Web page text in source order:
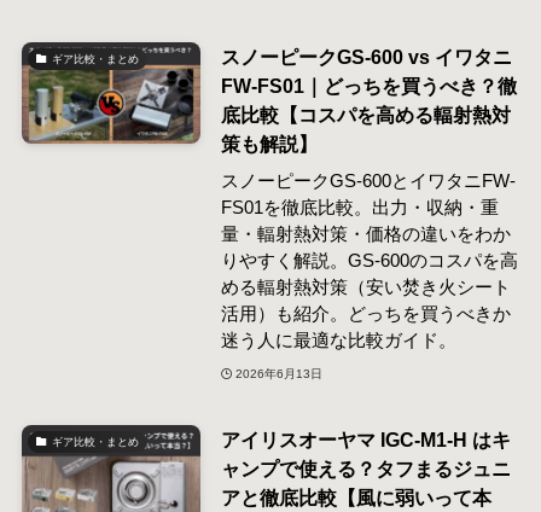
ギア比較・まとめ
スノーピークGS-600 vs イワタニ
FW-FS01｜どっちを買うべき？徹
底比較【コスパを高める輻射熱対
策も解説】
スノーピークGS-600とイワタニFW-
FS01を徹底比較。出力・収納・重
量・輻射熱対策・価格の違いをわか
りやすく解説。GS-600のコスパを高
める輻射熱対策（安い焚き火シート
活用）も紹介。どっちを買うべきか
迷う人に最適な比較ガイド。
2026年6月13日
ギア比較・まとめ
アイリスオーヤマ IGC-M1-H はキ
ャンプで使える？タフまるジュニ
アと徹底比較【風に弱いって本